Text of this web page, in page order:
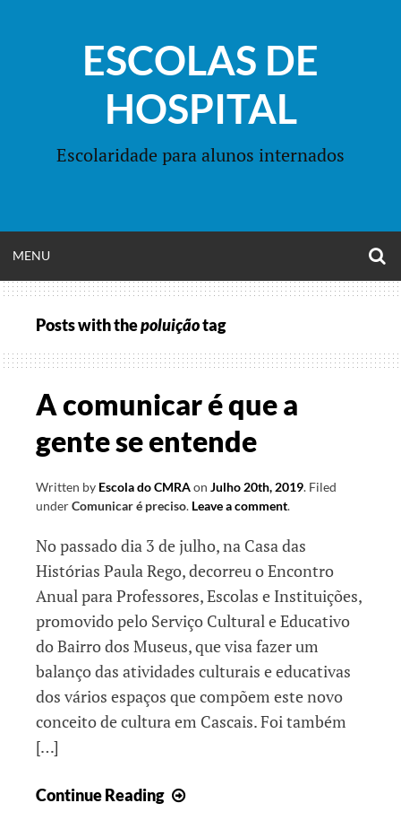
ESCOLAS DE
HOSPITAL
Escolaridade para alunos internados
MENU
MENU
Posts with thepoluiçãotag
A comunicar é que a
gente se entende
Written by Escola do CMRAon Julho 20th, 2019. Filed
underComunicar é preciso. Leave a comment.
No passado dia 3 de julho, na Casa das
Histórias Paula Rego, decorreu o Encontro
Anual para Professores, Escolas e Instituições,
promovido pelo Serviço Cultural e Educativo
do Bairro dos Museus, que visa fazer um
balanço das atividades culturais e educativas
dos vários espaços que compõem este novo
conceito de cultura em Cascais. Foi também
[…]
Continue Reading